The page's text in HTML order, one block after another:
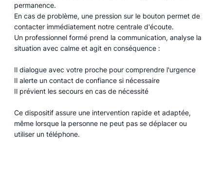
permanence.
En cas de problème, une pression sur le bouton permet de
contacter immédiatement notre centrale d'écoute.
Un professionnel formé prend la communication, analyse la
situation avec calme et agit en conséquence :
Il dialogue avec votre proche pour comprendre l'urgence
Il alerte un contact de confiance si nécessaire
Il prévient les secours en cas de nécessité
Ce dispositif assure une intervention rapide et adaptée,
même lorsque la personne ne peut pas se déplacer ou
utiliser un téléphone.